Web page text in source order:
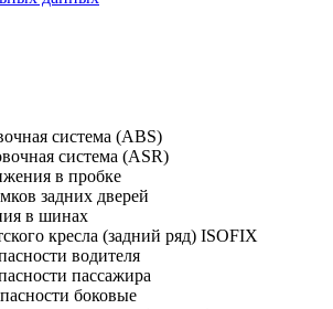
система (ABS)
система (ASR)
в пробке
задних дверей
в шинах
кресла (задний ряд) ISOFIX
водителя
пассажира
боковые